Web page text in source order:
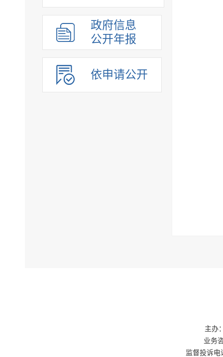
政府信息
公开年报
依申请公开
主办
业务
监督投诉电